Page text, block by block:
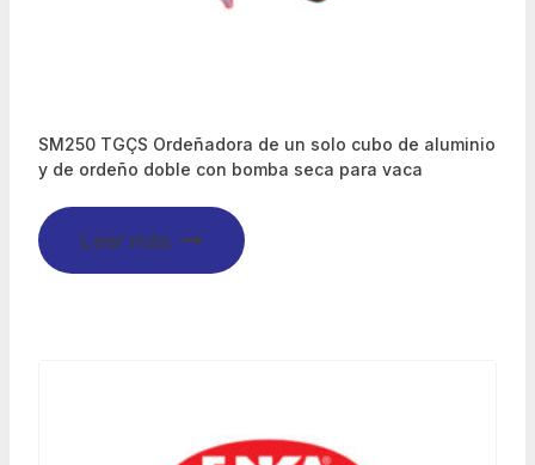
SM250 TGÇS Ordeñadora de un solo cubo de aluminio
y de ordeño doble con bomba seca para vaca
Leer más